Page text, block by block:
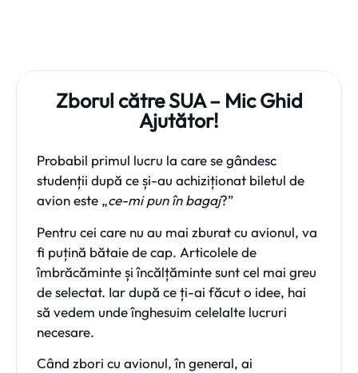
Zborul către SUA – Mic Ghid
Ajutător!
Probabil primul lucru la care se gândesc
studenții după ce și-au achiziționat biletul de
avion este „ce-mi pun în bagaj?”
Pentru cei care nu au mai zburat cu avionul, va
fi puțină bătaie de cap. Articolele de
îmbrăcăminte și încălțăminte sunt cel mai greu
de selectat. Iar după ce ți-ai făcut o idee, hai
să vedem unde înghesuim celelalte lucruri
necesare.
Când zbori cu avionul, în general, ai